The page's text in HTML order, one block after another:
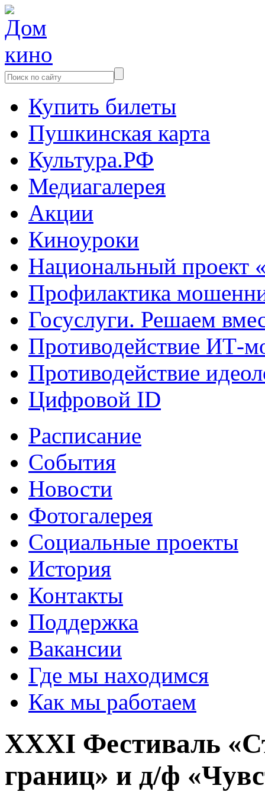
Купить билеты
Пушкинская карта
Культура.РФ
Медиагалерея
Акции
Киноуроки
Национальный проект
Профилактика
Госуслуги. Решаем
Противодействие ИТ-
Противодействие
Цифровой ID
Расписание
События
Новости
Фотогалерея
Социальные проекты
История
Контакты
Поддержка
Вакансии
Где мы находимся
Как мы работаем
XXXI Фестиваль
границ» и д/ф